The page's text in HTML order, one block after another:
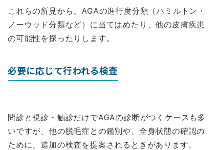
これらの所見から、AGAの進行度分類（ハミルトン・
ノーウッド分類など）に当てはめたり、他の皮膚疾患
の可能性を探ったりします。
必要に応じて行われる検査
問診と視診・触診だけでAGAの診断がつくケースも多
いですが、他の脱毛症との鑑別や、全身状態の確認の
ために、追加の検査を提案されるときがあります。